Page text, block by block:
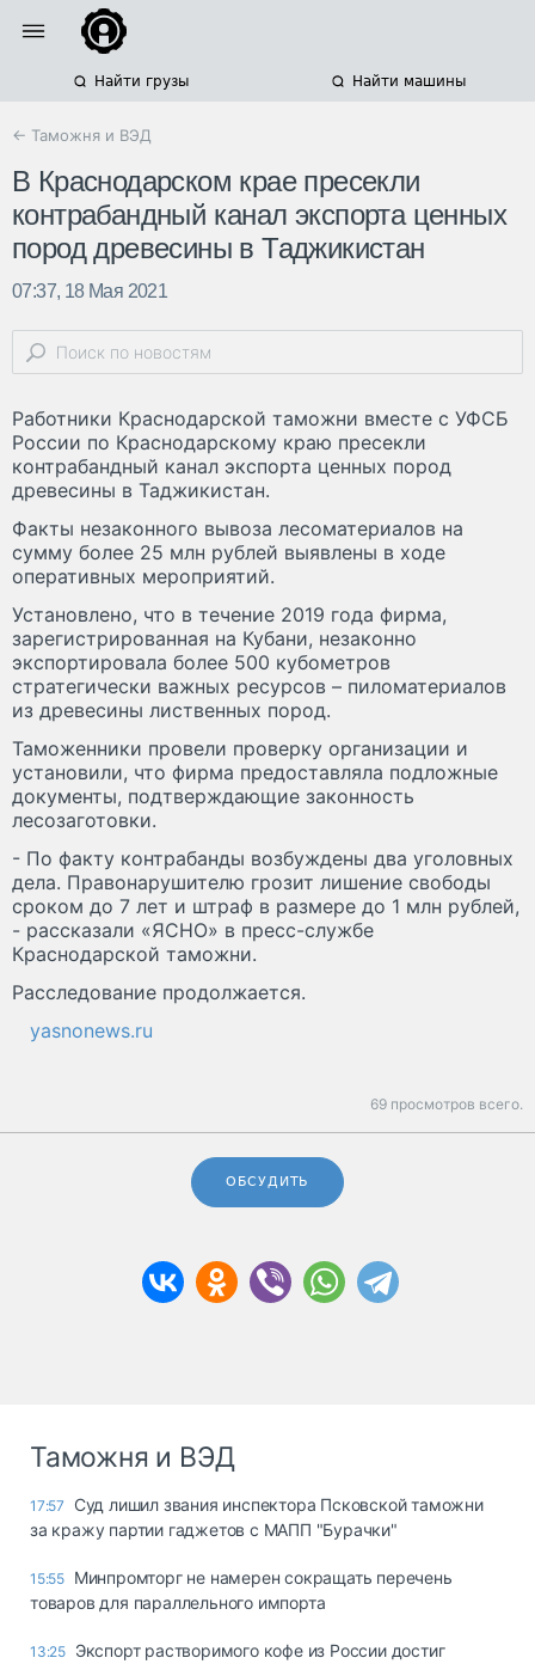
Найти грузы Найти машины
← Таможня и ВЭД
В Краснодарском крае пресекли
контрабандный канал экспорта ценных
пород древесины в Таджикистан
07:37, 18 Мая 2021
Работники Краснодарской таможни вместе с УФСБ
России по Краснодарскому краю пресекли
контрабандный канал экспорта ценных пород
древесины в Таджикистан.
Факты незаконного вывоза лесоматериалов на
сумму более 25 млн рублей выявлены в ходе
оперативных мероприятий.
Установлено, что в течение 2019 года фирма,
зарегистрированная на Кубани, незаконно
экспортировала более 500 кубометров
стратегически важных ресурсов – пиломатериалов
из древесины лиственных пород.
Таможенники провели проверку организации и
установили, что фирма предоставляла подложные
документы, подтверждающие законность
лесозаготовки.
- По факту контрабанды возбуждены два уголовных
дела. Правонарушителю грозит лишение свободы
сроком до 7 лет и штраф в размере до 1 млн рублей,
- рассказали «ЯСНО» в пресс-службе
Краснодарской таможни.
Расследование продолжается.
yasnonews.ru
69 просмотров всего.
ОБСУДИТЬ
Таможня и ВЭД
17:57
Суд лишил звания инспектора Псковской таможни
за кражу партии гаджетов с МАПП "Бурачки"
15:55 Минпромторг не намерен сокращать перечень
товаров для параллельного импорта
13:25 Экспорт растворимого кофе из России достиг